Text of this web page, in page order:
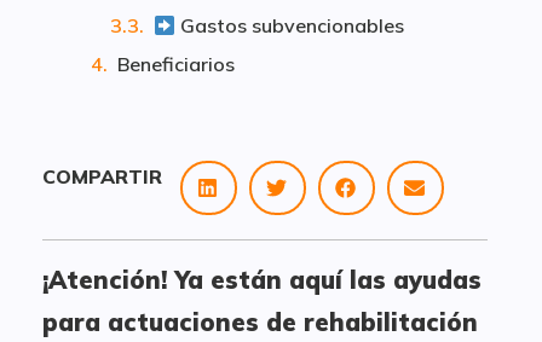
COMPARTIR
¡Atención! Ya están aquí las ayudas
para actuaciones de rehabilitación
Gastos subvencionables
Beneficiarios